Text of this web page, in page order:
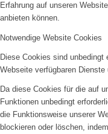
Erfahrung auf unseren
anbieten können.
Notwendige Website Cookies
Diese Cookies sind unbedingt
Webseite verfügbaren
Da diese Cookies für die auf
Funktionen unbedingt
die Funktionsweise unserer
blockieren oder löschen,